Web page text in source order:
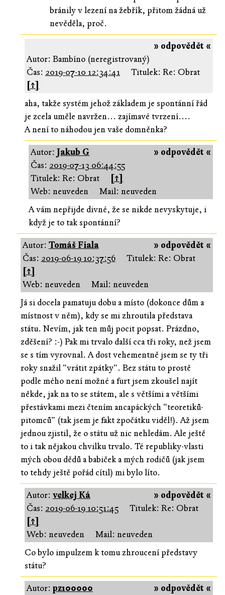
bránily v lezení na žebřík, přitom žádná už
nevěděla, proč.
» odpovědět «
Autor: Bambíno (neregistrovaný)
Čas: 2019-07-10 12:34:41
Titulek: Re: Obrat
[↑]
aha, takže systém jehož základem je spontánní řád
je zcela uměle navržen... zajímavé tvrzení....
A není to náhodou jen vaše domněnka?
» odpovědět «
Autor:Jakub G
Čas: 2019-07-13 06:44:55
Titulek: Re: Obrat
[↑]
Web: neuveden
Mail: neuveden
A vám nepřijde divné, že se nikde nevyskytuje, i
když je to tak spontánní?
» odpovědět «
Autor: Tomáš Fiala
Čas: 2019-06-19 10:37:56
Titulek: Re: Obrat
[↑]
Web: neuveden
Mail: neuveden
Já si docela pamatuju dobu a místo (dokonce dům a
místnost v něm), kdy se mi zhroutila představa
státu. Nevím, jak ten můj pocit popsat. Prázdno,
zděšení? :-) Pak mi trvalo další cca tři roky, než jsem
se s tím vyrovnal. A dost vehementně jsem se ty tři
roky snažil "vrátit zpátky". Bez státu to prostě
podle mého není možné a furt jsem zkoušel najít
někde, jak na to se státem, ale s většími a většími
přestávkami mezi čtením ancapáckých "teoretiků-
pitomců" (tak jsem je fakt zpočátku viděl!). Až jsem
jednou zjistil, že o státu už nic nehledám. Ale ještě
to i tak nějakou chvilku trvalo. Té republiky-vlasti
mých obou dědů a babiček a mých rodičů (jak jsem
to tehdy ještě pořád cítil) mi bylo líto.
» odpovědět «
Autor: velkej Ká
Čas: 2019-06-19 10:51:45
Titulek: Re: Obrat
[↑]
Web: neuveden
Mail: neuveden
Co bylo impulzem k tomu zhroucení představy
státu?
» odpovědět «
Autor: pz100000